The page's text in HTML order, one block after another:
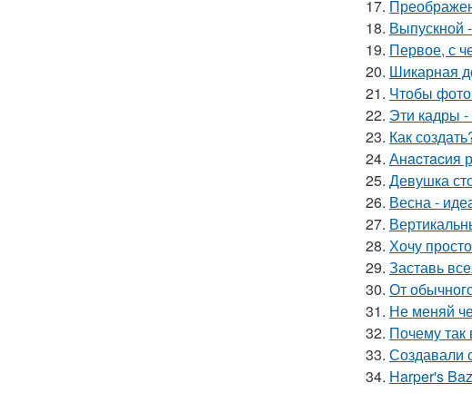
17.
18. Выпускной
19. Первое, с
20. Шикарная
21. Чтобы
22. Эти кадры
23. Как
24. Анacтacия
25. Девушка
26. Весна -
27.
28. Хочу
29. Заставь
30. От
31. Не меняй
32. Почему
33. Создавали
34. Harper's